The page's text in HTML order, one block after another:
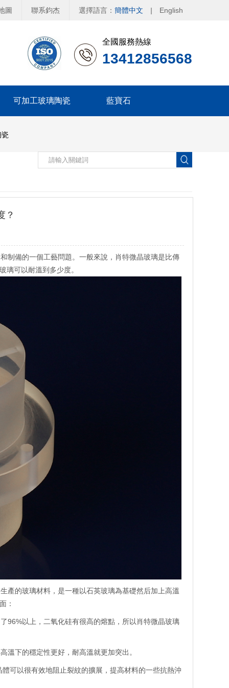
圖 聯系鈞杰 選擇語言： 簡體中文 | English
全國服務熱線
13412856568
可加工玻璃陶瓷 藍寶石
？
制備的一個工藝問題。一般來說，肖特微晶玻璃是比傳
璃可以耐溫到多少度。
產的玻璃材料，是一種以石英玻璃為基礎然后加上高溫
：
以上，二氧化硅有很高的熔點，所以肖特微晶玻璃
下的穩定性更好，耐高溫就更加突出。
可以很有效地阻止裂紋的擴展，提高材料的一些抗熱沖